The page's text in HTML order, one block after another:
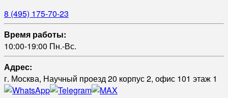
8 (495) 175-70-23
Время работы:
10:00-19:00 Пн.-Вс.
Адрес:
г. Москва, Научный проезд 20 корпус 2, офис 101 этаж 1